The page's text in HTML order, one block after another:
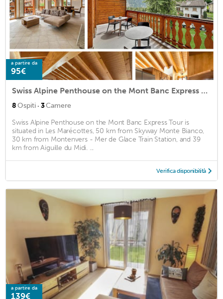
a partire da
95€
Swiss Alpine Penthouse on the Mont Banc Express Tour
8Ospiti · 3Camere
Swiss Alpine Penthouse on the Mont Banc Express Tour is
situated in Les Marécottes, 50 km from Skyway Monte Bianco,
30 km from Montenvers - Mer de Glace Train Station, and 39
km from Aiguille du Midi. ...
Verifica disponibilità
a partire da
139€